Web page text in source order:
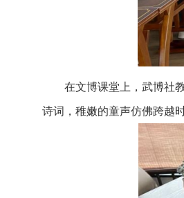
在文博课堂上，武博社
诗词，稚嫩的童声仿佛跨越